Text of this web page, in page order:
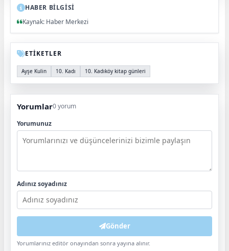
HABER BİLGİSİ
Kaynak: Haber Merkezi
ETİKETLER
Ayşe Kulin 10. Kadı 10. Kadıköy kitap günleri
Yorumlar0 yorum
Yorumunuz
Adınız soyadınız
Gönder
Yorumlarınız editör onayından sonra yayına alınır.